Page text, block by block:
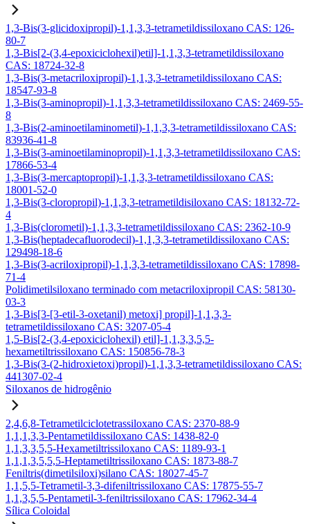
1,3-Bis(3-glicidoxipropil)-1,1,3,3-tetrametildissiloxano CAS: 126-
80-7
1,3-Bis[2-(3,4-epoxiciclohexil)etil]-1,1,3,3-tetrametildissiloxano
CAS: 18724-32-8
1,3-Bis(3-metacriloxipropil)-1,1,3,3-tetrametildissiloxano CAS:
18547-93-8
1,3-Bis(3-aminopropil)-1,1,3,3-tetrametildissiloxano CAS: 2469-55-
8
1,3-Bis(2-aminoetilaminometil)-1,1,3,3-tetrametildissiloxano CAS:
83936-41-8
1,3-Bis(3-aminoetilaminopropil)-1,1,3,3-tetrametildissiloxano CAS:
17866-53-4
1,3-Bis(3-mercaptopropil)-1,1,3,3-tetrametildissiloxano CAS:
18001-52-0
1,3-Bis(3-cloropropil)-1,1,3,3-tetrametildisiloxano CAS: 18132-72-
4
1,3-Bis(clorometil)-1,1,3,3-tetrametildissiloxano CAS: 2362-10-9
1,3-Bis(heptadecafluorodecil)-1,1,3,3-tetrametildissiloxano CAS:
129498-18-6
1,3-Bis(3-acriloxipropil)-1,1,3,3-tetrametildissiloxano CAS: 17898-
71-4
Polidimetilsiloxano terminado com metacriloxipropil CAS: 58130-
03-3
1,3-Bis[3-[3-etil-3-oxetanil) metoxi] propil]-1,1,3,3-
tetrametildissiloxano CAS: 3207-05-4
1,5-Bis[2-(3,4-epoxiciclohexil) etil]-1,1,3,3,5,5-
hexametiltrissiloxano CAS: 150856-78-3
1,3-Bis(3-(2-hidroxietoxi)propil)-1,1,3,3-tetrametildissiloxano CAS:
441307-02-4
Siloxanos de hidrogênio
2,4,6,8-Tetrametilciclotetrassiloxano CAS: 2370-88-9
1,1,1,3,3-Pentametildissiloxano CAS: 1438-82-0
1,1,3,3,5,5-Hexametiltrissiloxano CAS: 1189-93-1
1,1,1,3,5,5,5-Heptametiltrissiloxano CAS: 1873-88-7
Feniltris(dimetilsiloxi)silano CAS: 18027-45-7
1,1,5,5-Tetrametil-3,3-difeniltrissiloxano CAS: 17875-55-7
1,1,3,5,5-Pentametil-3-feniltrissiloxano CAS: 17962-34-4
Sílica Coloidal